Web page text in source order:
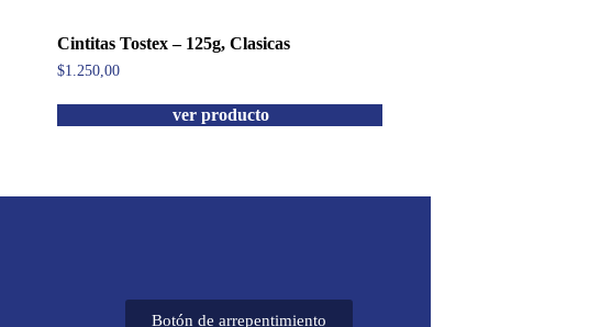
Cintitas Tostex – 125g, Clasicas
$1.250,00
ver producto
Botón de arrepentimiento